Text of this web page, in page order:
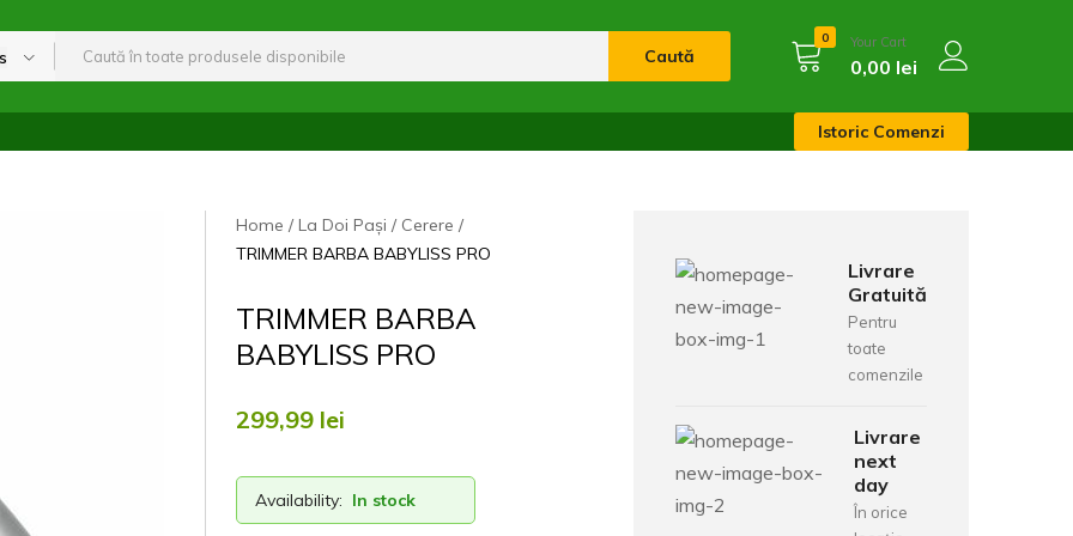
Caută
0 Your Cart
0,00 lei
Istoric Comenzi
Home La Doi Pași
Cerere
TRIMMER BARBA BABYLISS PRO
TRIMMER BARBA
BABYLISS PRO
299,99 lei
Availability: In stock
Livrare
Gratuită
Pentru
toate
comenzile
Livrare
next
day
În orice